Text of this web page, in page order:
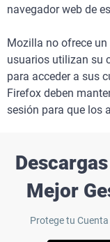
navegador web de
Mozilla no ofrece
usuarios utilizan su
para acceder a sus
Firefox deben
sesión para que los
Mejor
Protege tu